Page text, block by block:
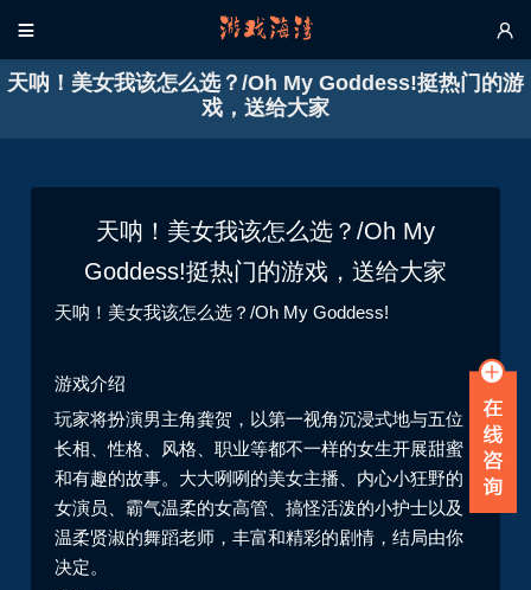
 
天呐！美女我该怎么选？/Oh My Goddess!挺热门的游
戏，送给大家
天呐！美女我该怎么选？/Oh My
Goddess!挺热门的游戏，送给大家
天呐！美女我该怎么选？/Oh My Goddess!
游戏介绍
玩家将扮演男主角龚贺，以第一视角沉浸式地与五位
长相、性格、风格、职业等都不一样的女生开展甜蜜
和有趣的故事。大大咧咧的美女主播、内心小狂野的
女演员、霸气温柔的女高管、搞怪活泼的小护士以及
温柔贤淑的舞蹈老师，丰富和精彩的剧情，结局由你
决定。